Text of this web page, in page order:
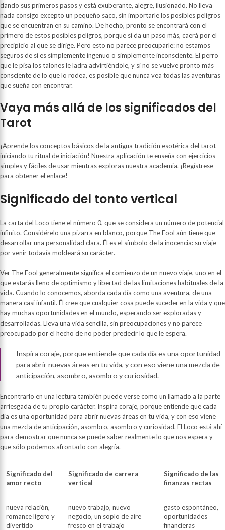
dando sus primeros pasos y está exuberante, alegre, ilusionado. No lleva
nada consigo excepto un pequeño saco, sin importarle los posibles peligros
que se encuentran en su camino. De hecho, pronto se encontrará con el
primero de estos posibles peligros, porque si da un paso más, caerá por el
precipicio al que se dirige. Pero esto no parece preocuparle: no estamos
seguros de si es simplemente ingenuo o simplemente inconsciente. El perro
que le pisa los talones le ladra advirtiéndole, y si no se vuelve pronto más
consciente de lo que lo rodea, es posible que nunca vea todas las aventuras
que sueña con encontrar.
Vaya más allá de los significados del
Tarot
¡Aprende los conceptos básicos de la antigua tradición esotérica del tarot
iniciando tu ritual de iniciación! Nuestra aplicación te enseña con ejercicios
simples y fáciles de usar mientras exploras nuestra academia. ¡Regístrese
para obtener el enlace!
Significado del tonto vertical
La carta del Loco tiene el número 0, que se considera un número de potencial
infinito. Considérelo una pizarra en blanco, porque The Fool aún tiene que
desarrollar una personalidad clara. Él es el símbolo de la inocencia: su viaje
por venir todavía moldeará su carácter.
Ver The Fool generalmente significa el comienzo de un nuevo viaje, uno en el
que estarás lleno de optimismo y libertad de las limitaciones habituales de la
vida. Cuando lo conocemos, aborda cada día como una aventura, de una
manera casi infantil. Él cree que cualquier cosa puede suceder en la vida y que
hay muchas oportunidades en el mundo, esperando ser exploradas y
desarrolladas. Lleva una vida sencilla, sin preocupaciones y no parece
preocupado por el hecho de no poder predecir lo que le espera.
Inspira coraje, porque entiende que cada día es una oportunidad
para abrir nuevas áreas en tu vida, y con eso viene una mezcla de
anticipación, asombro, asombro y curiosidad.
Encontrarlo en una lectura también puede verse como un llamado a la parte
arriesgada de tu propio carácter. Inspira coraje, porque entiende que cada
día es una oportunidad para abrir nuevas áreas en tu vida, y con eso viene
una mezcla de anticipación, asombro, asombro y curiosidad. El Loco está ahí
para demostrar que nunca se puede saber realmente lo que nos espera y
que sólo podemos afrontarlo con alegría.
Significado del
amor recto
Significado de carrera
vertical
Significado de las
finanzas rectas
nueva relación,
romance ligero y
divertido
nuevo trabajo, nuevo
negocio, un soplo de aire
fresco en el trabajo
gasto espontáneo,
oportunidades
financieras